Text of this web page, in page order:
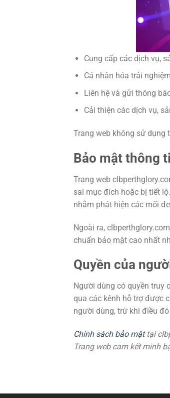
Cung cấp các dịch vụ,
Cá nhân hóa trải
Liên hệ và gửi thông
Cải thiện các dịch vụ,
Trang web không sử
Bảo mật thông
Trang web
sai mục đích hoặc bị tiết
nhằm phát hiện các mối
Ngoài ra,
chuẩn bảo mật cao nhất
Quyền của
Người dùng có quyền truy
qua các kênh hỗ trợ được
người dùng, trừ khi điều
Chính sách bảo mậttại
Trang web cam kết minh